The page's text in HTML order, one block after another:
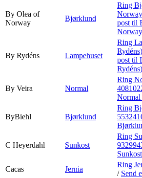
By Olea of
Norway
Bjørklund
Ring
post til
By Rydéns Lampehuset
Ring
post til
Rydéns)
By Veira Normal
Ring
ByBiehl Bjørklund
Ring
C Heyerdahl Sunkost
Ring
Cacas
Jernia
Ring
/ Send